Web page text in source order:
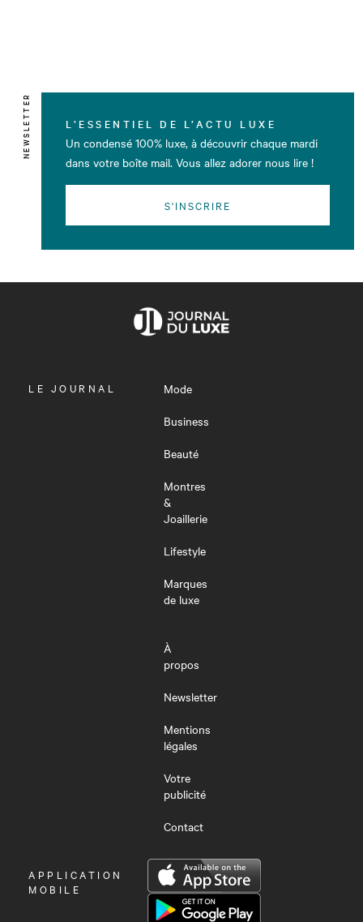
NEWSLETTER L’ESSENTIEL DE L’ACTU LUXE
Un condensé 100% luxe, à découvrir chaque mardi
dans votre boîte mail. Vous allez adorer nous lire !
S'INSCRIRE
OUVRIR
LE JOURNAL
Mode
Business
Beauté
Montres
&
Joaillerie
Lifestyle
Marques
de luxe
À
propos
Newsletter
Mentions
légales
Votre
publicité
Contact
OUVRIR
LE
APPLICATION
MOBILE